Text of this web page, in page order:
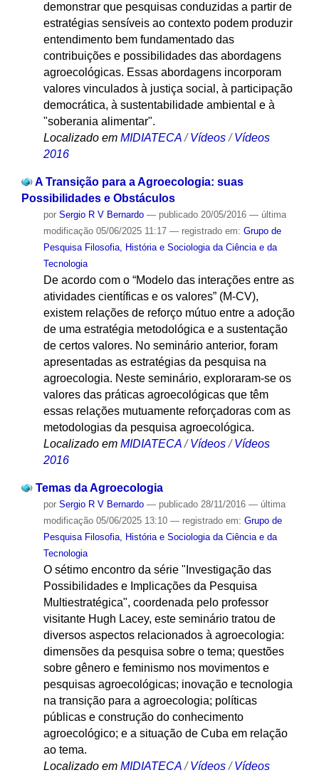
demonstrar que pesquisas conduzidas a partir de
estratégias sensíveis ao contexto podem produzir
entendimento bem fundamentado das
contribuições e possibilidades das abordagens
agroecológicas. Essas abordagens incorporam
valores vinculados à justiça social, à participação
democrática, à sustentabilidade ambiental e à
"soberania alimentar".
Localizado em MIDIATECA / Vídeos / Vídeos
2016
A Transição para a Agroecologia: suas
Possibilidades e Obstáculos
por Sergio R V Bernardo — publicado20/05/2016 — última
modificação05/06/2025 11:17 — registrado em: Grupo de
Pesquisa Filosofia, História e Sociologia da Ciência e da
Tecnologia
De acordo com o “Modelo das interações entre as
atividades científicas e os valores” (M-CV),
existem relações de reforço mútuo entre a adoção
de uma estratégia metodológica e a sustentação
de certos valores. No seminário anterior, foram
apresentadas as estratégias da pesquisa na
agroecologia. Neste seminário, exploraram-se os
valores das práticas agroecológicas que têm
essas relações mutuamente reforçadoras com as
metodologias da pesquisa agroecológica.
Localizado em MIDIATECA /Vídeos /Vídeos
2016
Temas da Agroecologia
por Sergio R V Bernardo — publicado28/11/2016 — última
modificação05/06/2025 13:10 — registrado em: Grupo de
Pesquisa Filosofia, História e Sociologia da Ciência e da
Tecnologia
O sétimo encontro da série "Investigação das
Possibilidades e Implicações da Pesquisa
Multiestratégica", coordenada pelo professor
visitante Hugh Lacey, este seminário tratou de
diversos aspectos relacionados à agroecologia:
dimensões da pesquisa sobre o tema; questões
sobre gênero e feminismo nos movimentos e
pesquisas agroecológicas; inovação e tecnologia
na transição para a agroecologia; políticas
públicas e construção do conhecimento
agroecológico; e a situação de Cuba em relação
ao tema.
Localizado em MIDIATECA /Vídeos /Vídeos